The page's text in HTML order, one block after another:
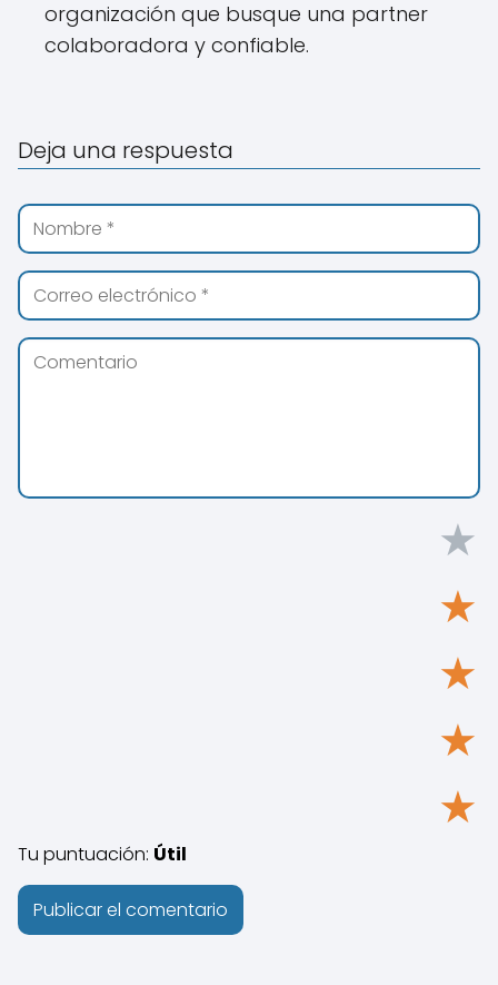
organización que busque una partner
colaboradora y confiable.
Deja una respuesta
★
★
★
★
★
Tu puntuación: Útil